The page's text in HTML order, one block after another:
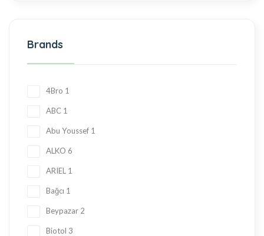
Brands
4Bro 1
ABC 1
Abu Youssef 1
ALKO 6
ARIEL 1
Bağcı 1
Beypazar 2
Biotol 3